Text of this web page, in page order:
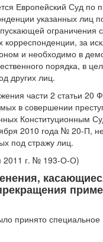
Европейский Суд по
указанных лиц
ограничения
за
и необходимо в
порядка, в
других лиц.
части 2 статьи 20
в совершении
Конституционным
2010 года № 20-П,
под стражу лиц.
2011 г. № 193-О-О)
принято